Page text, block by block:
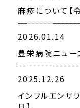
麻疹について【
2026.01.14
豊栄病院ニュ
2025.12.26
インフルエンザ